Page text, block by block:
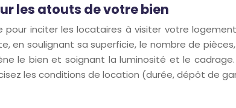
les atouts de votre bien
inciter les locataires à visiter votre
en soulignant sa superficie, le nombre de
le bien et soignant la luminosité et le
les conditions de location (durée, dépôt de